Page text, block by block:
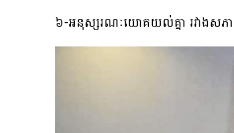
៦-​អនុស្សរណៈ​យោគយល់​គ្នា រវាង​សភា